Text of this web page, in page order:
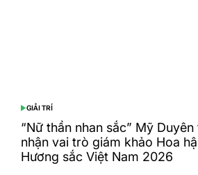
POSTED
IN
GIẢI TRÍ
“Nữ thần nhan sắc” Mỹ
nhận vai trò giám khảo Hoa
Hương sắc Việt Nam 2026